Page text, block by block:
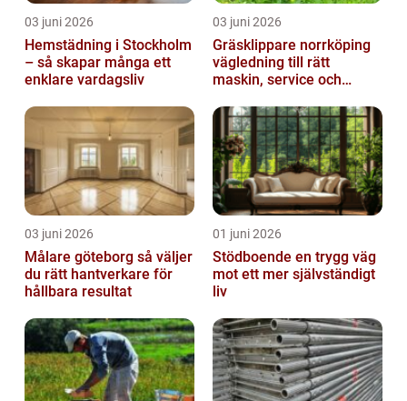
03 juni 2026
Hemstädning i Stockholm
– så skapar många ett
enklare vardagsliv
03 juni 2026
Gräsklippare norrköping
vägledning till rätt
maskin, service och
03 juni 2026
Målare göteborg så väljer
du rätt hantverkare för
hållbara resultat
01 juni 2026
Stödboende en trygg väg
mot ett mer självständigt
liv